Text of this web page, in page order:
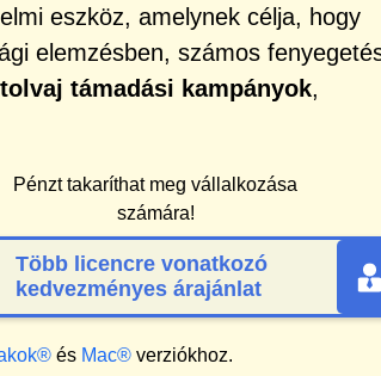
eszköz, amelynek célja, hogy
elemzésben, számos
támadási kampányok,
Pénzt takaríthat meg vállalkozása
számára!
Több licencre vonatkozó
kedvezményes árajánlat
és Mac®verziókhoz.